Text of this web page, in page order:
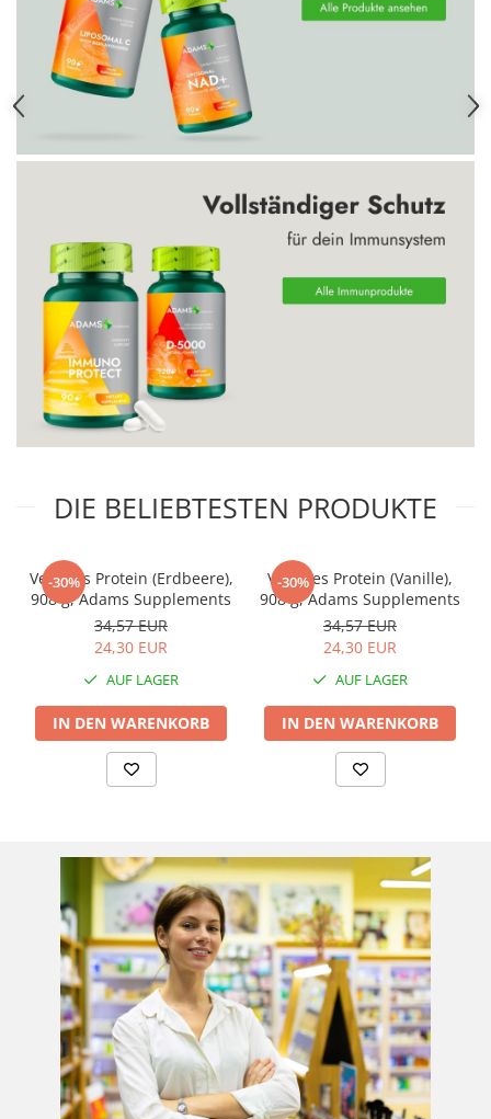
DIE BELIEBTESTEN PRODUKTE
-30%
Veganes Protein (Erdbeere),
908 g, Adams Supplements
34,57 EUR
24,30 EUR
AUF LAGER
IN DEN WARENKORB
-30%
Veganes Protein (Vanille),
908 g, Adams Supplements
34,57 EUR
24,30 EUR
AUF LAGER
IN DEN WARENKORB